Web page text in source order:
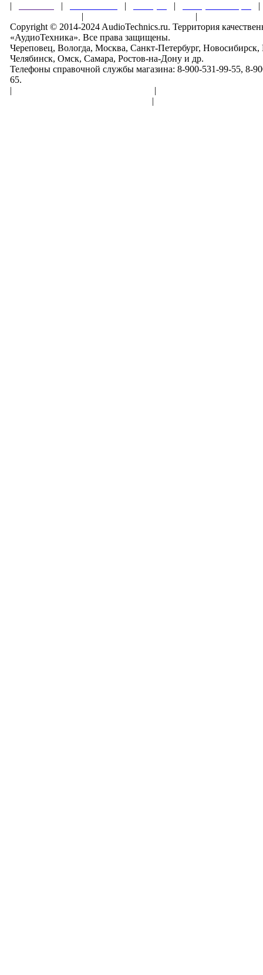
| | | |
|
|
Copyright © 2014-2024 AudioTechnics.ru. Территория
«АудиоТехника». Все права защищены.
Череповец, Вологда, Москва, Санкт-Петербург,
Челябинск, Омск, Самара, Ростов-на-Дону и др.
Телефоны справочной службы магазина: 8-900-531-99-55, 8-
65.
|
|
|